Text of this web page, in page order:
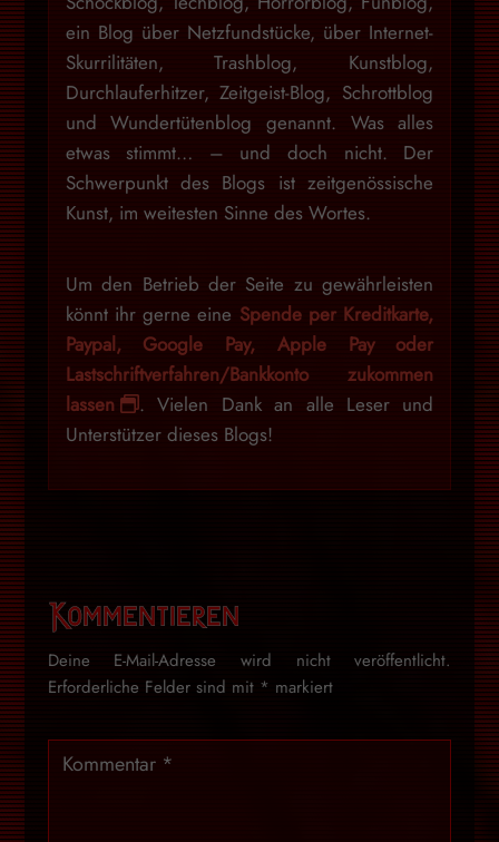
ein Blog über Netzfundstücke, über Internet-
Skurrilitäten, Trashblog, Kunstblog,
Durchlauferhitzer, Zeitgeist-Blog, Schrottblog
und Wundertütenblog genannt. Was alles
etwas stimmt… – und doch nicht. Der
Schwerpunkt des Blogs ist zeitgenössische
Kunst, im weitesten Sinne des Wortes.
Um den Betrieb der Seite zu gewährleisten
könnt ihr gerne eine Spende per Kreditkarte,
Paypal, Google Pay, Apple Pay oder
Lastschriftverfahren/Bankkonto zukommen
lassen
. Vielen Dank an alle Leser und
Unterstützer dieses Blogs!
Kommentieren
Deine E-Mail-Adresse wird nicht veröffentlicht.
Erforderliche Felder sind mit * markiert